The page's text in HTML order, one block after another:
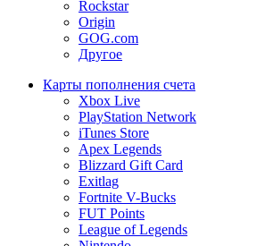
Rockstar
Origin
GOG.com
Другое
Карты пополнения счета
Xbox Live
PlayStation Network
iTunes Store
Apex Legends
Blizzard Gift Card
Exitlag
Fortnite V-Bucks
FUT Points
League of Legends